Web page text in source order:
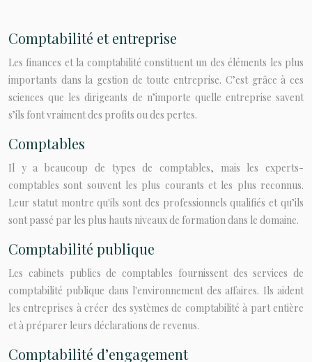
Comptabilité et entreprise
Les finances et la comptabilité constituent un des éléments les plus
importants dans la gestion de toute entreprise. C’est grâce à ces
sciences que les dirigeants de n’importe quelle entreprise savent
s’ils font vraiment des profits ou des pertes.
Comptables
Il y a beaucoup de types de comptables, mais les experts-
comptables sont souvent les plus courants et les plus reconnus.
Leur statut montre qu'ils sont des professionnels qualifiés et qu’ils
sont passé par les plus hauts niveaux de formation dans le domaine.
Comptabilité publique
Les cabinets publics de comptables fournissent des services de
comptabilité publique dans l'environnement des affaires. Ils aident
les entreprises à créer des systèmes de comptabilité à part entière
et à préparer leurs déclarations de revenus.
Comptabilité d’engagement